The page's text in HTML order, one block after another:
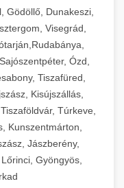
Gödöllő, Dunakeszi,
Visegrád,
Ózd,
Tiszafüred,
Kisújszállás,
Túrkeve,
Kunszentmárton,
Jászberény,
Gyöngyös,